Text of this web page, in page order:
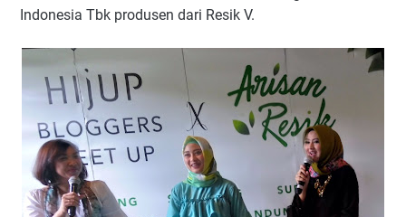
Indonesia Tbk produsen dari Resik V.